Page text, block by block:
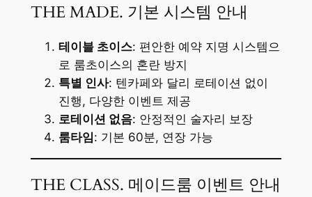
THE MADE. 기본 시스템 안내
테이블 초이스: 편안한 예약 지명 시스템으
로 룸초이스의 혼란 방지
특별 인사: 텐카페와 달리 로테이션 없이
진행, 다양한 이벤트 제공
로테이션 없음: 안정적인 술자리 보장
룸타임: 기본 60분, 연장 가능
THE CLASS. 메이드룸 이벤트 안내